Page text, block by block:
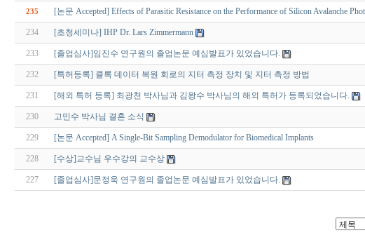
235 [논문 Accepted] Effects of Parasitic Resistance on the Performance of Silicon Avalanche
234 [초청세미나] IHP Dr. Lars Zimmermann
233 [졸업심사]임진수 연구원의 졸업논문 예심발표가 있었습니다.
232 [특허등록] 클록 데이터 복원 회로의 지터 측정 장치 및 지터 측정 방법
231 [해외 특허 등록] 최광천 박사님과 김왕수 박사님의 해외 특허가 등록되었습니다.
230 고민수 박사님 결혼 소식
229 [논문 Accepted] A Single-Bit Sampling Demodulator for Biomedical Implants
228 [수상]교수님 우수강의 교수상
227 [졸업심사]문정욱 연구원의 졸업논문 예심발표가 있었습니다.